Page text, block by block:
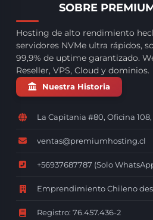
SOBRE
Hosting de alto rendimiento
servidores NVMe ultra rápidos,
99,9% de uptime garantizado.
Reseller, VPS, Cloud y dominios.
Nuestra Historia
La Capitania #80, Oficina
ventas@premiumhosting.cl
+56937687787 (Solo
Emprendimiento Chileno
Registro: 76.457.436-2